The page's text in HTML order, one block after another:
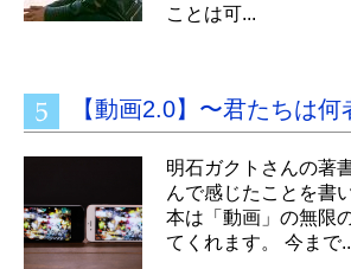
ことは可...
【動画2.0】〜君たちは何
明石ガクトさんの著
んで感じたことを書
本は「動画」の無限
てくれます。 今まで